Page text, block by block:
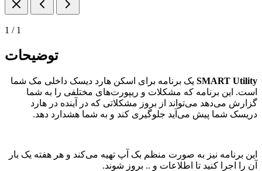
1 / 1
توضیحات
SMART Utility یک برنامه برای اسکن هارد دیسک داخلی مک شما
است. این برنامه که مشکلات و ریپورت‌های مختلفی را به شما
گزارش می‌دهد می‌تواند از بروز مشکلاتی که در آینده در هارد
دریسک شما پیش می‌آید جلوگیری کند و به شما هشدارد دهد.
این برنامه نیز به صورت منظم بک آپ تهیه می‌کند و هر هفته یک بار
آن را اجرا کنید تا اطلاعات و .. بروز شوند.